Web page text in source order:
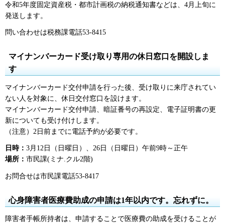
令和5年度固定資産税・都市計画税の納税通知書などは、4月上旬に
発送します。
問い合わせは税務課電話53-8415
マイナンバーカード受け取り専用の休日窓口を開設しま
す
マイナンバーカード交付申請を行った後、受け取りに来庁されてい
ない人を対象に、休日交付窓口を設けます。
マイナンバーカード交付申請、暗証番号の再設定、電子証明書の更
新についても受け付けします。
（注意）2日前までに電話予約が必要です。
日時： 3月12日（日曜日）、26日（日曜日）午前9時～正午
場所： 市民課(ミナ.クル2階)
お問合せは市民課電話53-8417
心身障害者医療費助成の申請は1年以内です。忘れずに。
障害者手帳所持者は、申請することで医療費の助成を受けることが